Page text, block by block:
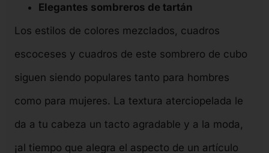
Elegantes sombreros de tartán
Los estilos de colores mezclados, cuadros
escoceses y cuadros de este sombrero de cubo
siguen siendo populares tanto para hombres
como para mujeres. La textura aterciopelada le
da a tu cabeza un tacto agradable y a la moda,
¡al tiempo que alegra el aspecto de un artículo